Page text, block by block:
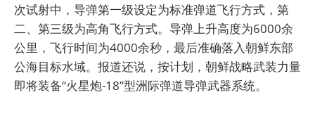
次试射中，导弹第一级设定为标准弹道飞行方式，第
二、第三级为高角飞行方式。导弹上升高度为6000余
公里，飞行时间为4000余秒，最后准确落入朝鲜东部
公海目标水域。报道还说，按计划，朝鲜战略武装力量
即将装备“火星炮-18”型洲际弹道导弹武器系统。